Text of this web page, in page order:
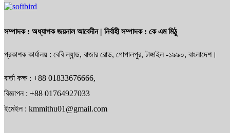
সম্পাদক : অধ্যাপক জয়নাল আবেদীন| নির্বাহী সম্পাদক : কে এম মিঠু
প্রকাশক কার্যালয় : বেবি ল্যান্ড, বাজার রোড, গোপালপুর, টাঙ্গাইল -১৯৯০, বাংলাদেশ।
বার্তা কক্ষ : +88 01833676666,
বিজ্ঞাপন : +88 01764927033
ইমেইল : kmmithu01@gmail.com